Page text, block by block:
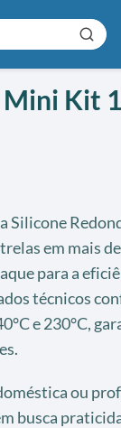
Mini Kit
Silicone
em mais
para a
técnicos
e 230°C,
ou
busca